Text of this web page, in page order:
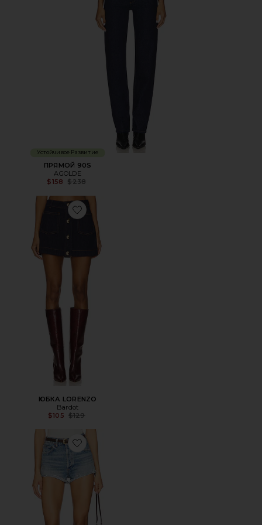
Устойчивое Развитие
ПРЯМОЙ 90S
AGOLDE
$158
Previous price:
$238
Favorite ЮБКА LORENZO
ЮБКА LORENZO
Bardot
$105 Previous price:
$129
Favorite ВЫСОКИЙ ПОДЪЕМ RIDLEY